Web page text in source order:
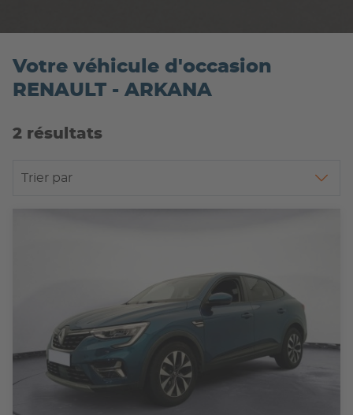
Votre véhicule d'occasion
RENAULT - ARKANA
2 résultats
Trier par